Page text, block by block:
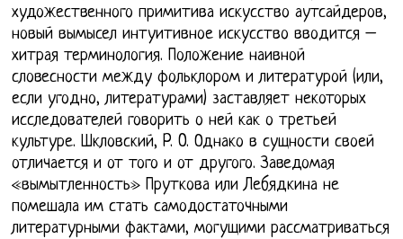
художественного примитива искусство аутсайдеров,
новый вымысел интуитивное искусство вводится –
хитрая терминология. Положение наивной
словесности между фольклором и литературой (или,
если угодно, литературами) заставляет некоторых
исследователей говорить о ней как о третьей
культуре. Шкловский, P. O. Однако в сущности своей
отличается и от того и от другого. Заведомая
«вымытленность» Пруткова или Лебядкина не
помешала им стать самодостаточными
литературными фактами, могущими рассматриваться